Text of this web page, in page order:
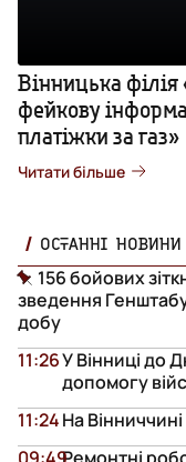
Вінницька
фейкову
платіжки за газ»
Читати більше
ОСТАННІ НОВИНИ
156 бойових
зведення
добу
У Вінниці до
допомогу
11:26
На
11:24